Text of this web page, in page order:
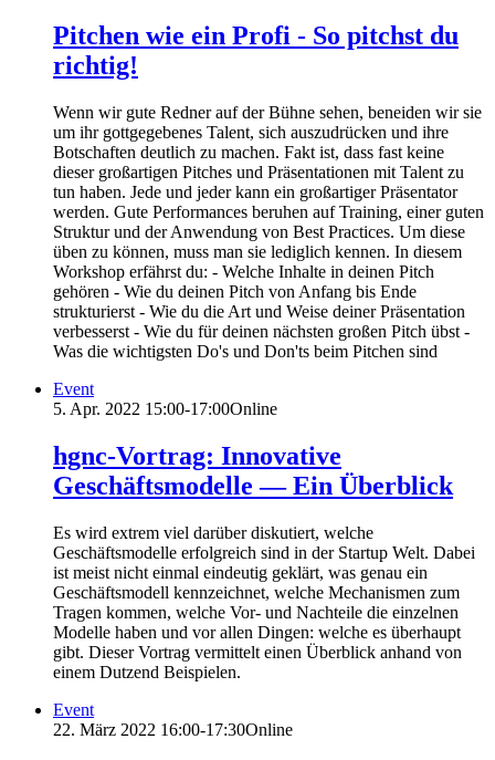
Pitchen wie ein Profi - So pitchst du
richtig!
Wenn wir gute Redner auf der Bühne sehen, beneiden wir sie
um ihr gottgegebenes Talent, sich auszudrücken und ihre
Botschaften deutlich zu machen. Fakt ist, dass fast keine
dieser großartigen Pitches und Präsentationen mit Talent zu
tun haben. Jede und jeder kann ein großartiger Präsentator
werden. Gute Performances beruhen auf Training, einer guten
Struktur und der Anwendung von Best Practices. Um diese
üben zu können, muss man sie lediglich kennen. In diesem
Workshop erfährst du: - Welche Inhalte in deinen Pitch
gehören - Wie du deinen Pitch von Anfang bis Ende
strukturierst - Wie du die Art und Weise deiner Präsentation
verbesserst - Wie du für deinen nächsten großen Pitch übst -
Was die wichtigsten Do's und Don'ts beim Pitchen sind
Event
5. Apr. 2022 15:00-17:00Online
hgnc-Vortrag: Innovative
Geschäftsmodelle — Ein Überblick
Es wird extrem viel darüber diskutiert, welche
Geschäftsmodelle erfolgreich sind in der Startup Welt. Dabei
ist meist nicht einmal eindeutig geklärt, was genau ein
Geschäftsmodell kennzeichnet, welche Mechanismen zum
Tragen kommen, welche Vor- und Nachteile die einzelnen
Modelle haben und vor allen Dingen: welche es überhaupt
gibt. Dieser Vortrag vermittelt einen Überblick anhand von
einem Dutzend Beispielen.
Event
22. März 2022 16:00-17:30Online